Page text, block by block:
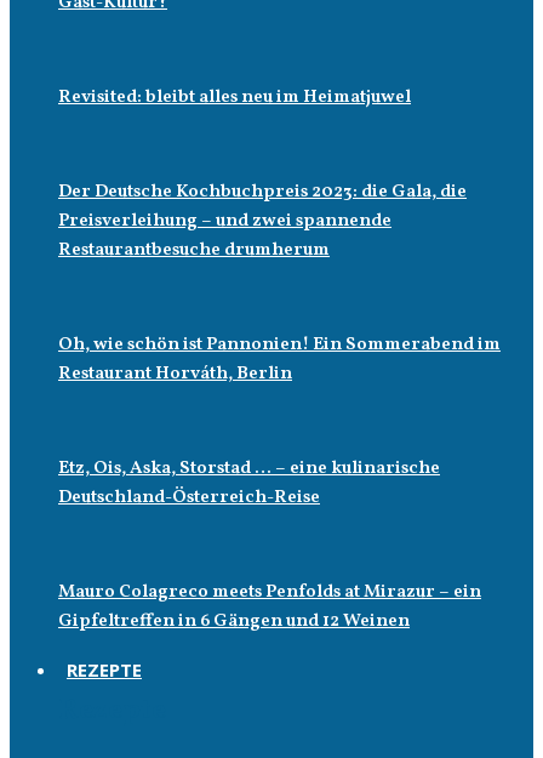
Revisited: bleibt alles neu im Heimatjuwel
Der Deutsche Kochbuchpreis 2023: die Gala, die
Preisverleihung – und zwei spannende
Restaurantbesuche drumherum
Oh, wie schön ist Pannonien! Ein Sommerabend im
Restaurant Horváth, Berlin
Etz, Ois, Aska, Storstad … – eine kulinarische
Deutschland-Österreich-Reise
Mauro Colagreco meets Penfolds at Mirazur – ein
Gipfeltreffen in 6 Gängen und 12 Weinen
REZEPTE